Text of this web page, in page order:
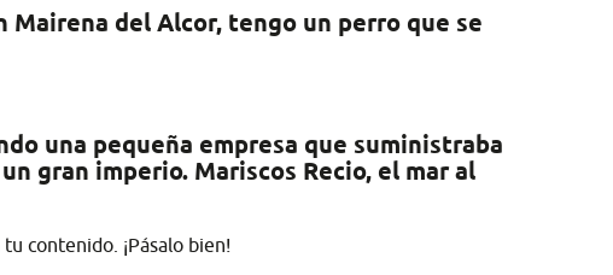
Mairena del Alcor, tengo un perro que se
una pequeña empresa que suministraba
gran imperio. Mariscos Recio, el mar al
contenido. ¡Pásalo bien!